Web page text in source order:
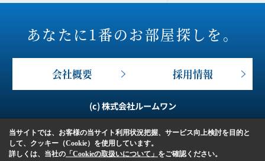
あなたに1番のお部屋探しを。
会社概要 採用情報
(c) 株式会社ルームワン
当サイトでは、お客様の当サイト利用状況把握、サービス向上検討を目的と
して、クッキー（Cookie）を使用しています。
詳しくは、当社の 「Cookieの取扱いについて」 をご確認ください。